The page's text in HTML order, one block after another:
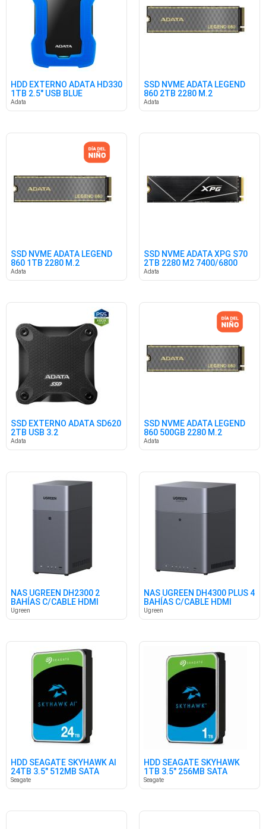
HDD EXTERNO ADATA HD330
1TB 2.5" USB BLUE
Adata
SSD NVME ADATA LEGEND
860 2TB 2280 M.2
6000/5000
Adata
SSD NVME ADATA LEGEND
860 1TB 2280 M.2
6000/4000
Adata
SSD NVME ADATA XPG S70
2TB 2280 M2 7400/6800
Adata
SSD EXTERNO ADATA SD620
2TB USB 3.2
Adata
SSD NVME ADATA LEGEND
860 500GB 2280 M.2
5000/3000
Adata
NAS UGREEN DH2300 2
BAHÍAS C/CABLE HDMI
Ugreen
NAS UGREEN DH4300 PLUS 4
BAHÍAS C/CABLE HDMI
Ugreen
HDD SEAGATE SKYHAWK AI
24TB 3.5" 512MB SATA
Seagate
HDD SEAGATE SKYHAWK
1TB 3.5" 256MB SATA
Seagate